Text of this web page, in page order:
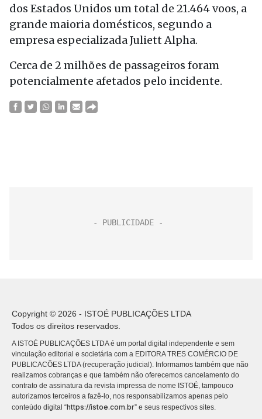
dos Estados Unidos um total de 21.464 voos, a
grande maioria domésticos, segundo a
empresa especializada Juliett Alpha.
Cerca de 2 milhões de passageiros foram
potencialmente afetados pelo incidente.
Copyright © 2026 - ISTOÉ PUBLICAÇÕES LTDA
Todos os direitos reservados.
A ISTOÉ PUBLICAÇÕES LTDA é um portal digital independente e sem
vinculação editorial e societária com a EDITORA TRES COMÉRCIO DE
PUBLICACÕES LTDA (recuperação judicial). Informamos também que não
realizamos cobranças e que também não oferecemos cancelamento do
contrato de assinatura da revista impressa de nome ISTOÉ, tampouco
autorizamos terceiros a fazê-lo, nos responsabilizamos apenas pelo
conteúdo digital “https://istoe.com.br” e seus respectivos sites.